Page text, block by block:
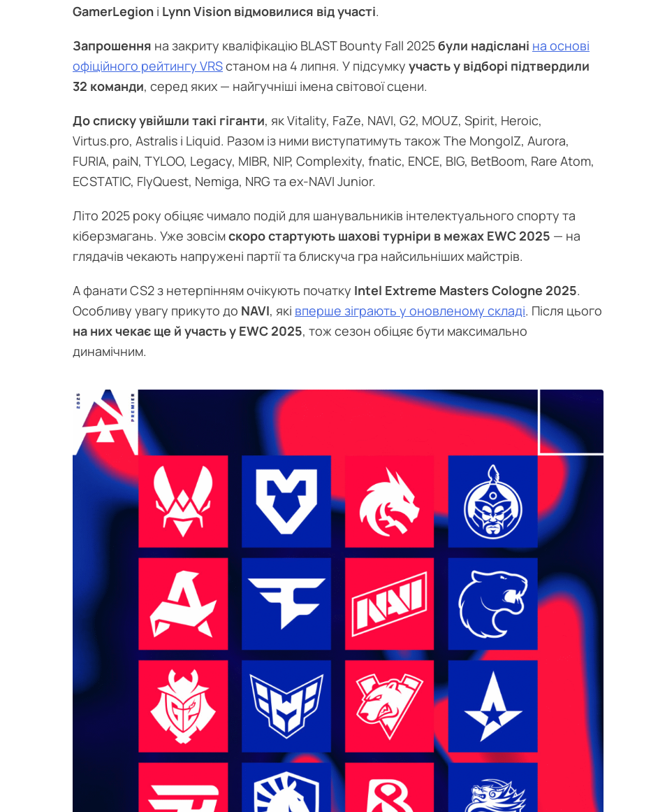
GamerLegion і Lynn Vision відмовилися від участі.
Запрошення на закриту кваліфікацію BLAST Bounty Fall 2025були надіслані на основі
офіційного рейтингу VRSстаном на 4 липня. У підсумку участь у відборі підтвердили
32 команди, серед яких — найгучніші імена світової сцени.
До списку увійшли такі гіганти, як Vitality, FaZe, NAVI, G2, MOUZ, Spirit, Heroic,
Virtus.pro, Astralis і Liquid. Разом із ними виступатимуть також The MongolZ, Aurora,
FURIA, paiN, TYLOO, Legacy, MIBR, NIP, Complexity, fnatic, ENCE, BIG, BetBoom, Rare Atom,
ECSTATIC, FlyQuest, Nemiga, NRG та ex-NAVI Junior.
Літо 2025 року обіцяє чимало подій для шанувальників інтелектуального спорту та
кіберзмагань. Уже зовсімскоро стартують шахові турніри в межах EWC 2025 — на
глядачів чекають напружені партії та блискуча гра найсильніших майстрів.
А фанати CS2 з нетерпінням очікують початку Intel Extreme Masters Cologne 2025.
Особливу увагу прикуто до NAVI, які вперше зіграють у оновленому складі. Після цього
на них чекає ще й участь у EWC 2025, тож сезон обіцяє бути максимально
динамічним.